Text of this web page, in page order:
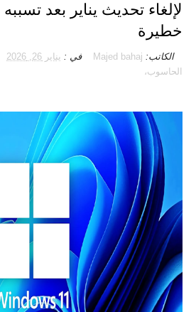
لإلغاء تحديث يناير بعد
خطيرة
الكاتب: Majed bahaj في : يناير 26, 2026
الحاسوب،